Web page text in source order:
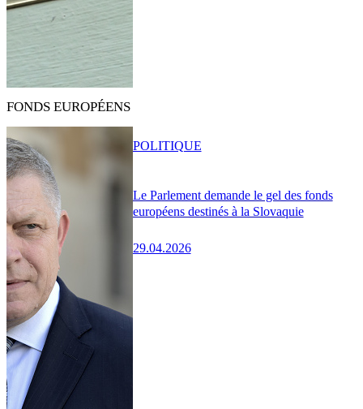
FONDS EUROPÉENS
Le Parlement demande le gel des fonds
européens destinés à la Slovaquie
29.04.2026
POLITIQUE